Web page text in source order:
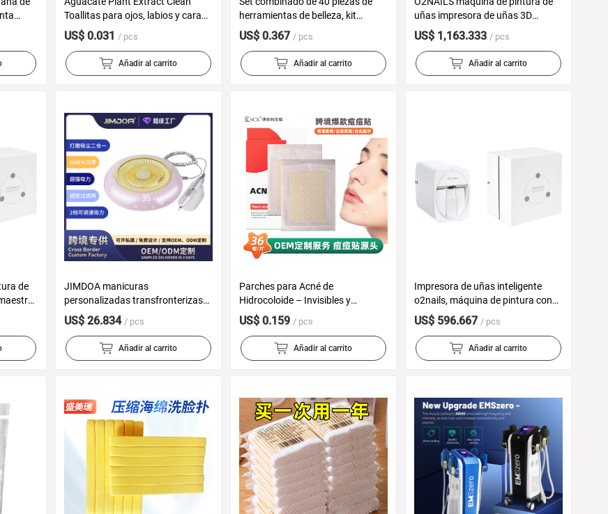
Toallitas para ojos, labios y cara
Limpieza profunda desechable
Water Cotton Extracción Toallitas
portátiles
US$ 0.031 / pcs
Añadir al carrito
herramientas de belleza, kit
completo para el cuidado facial y
el maquillaje, distribuido por
XY/Temu
US$ 0.367 / pcs
Añadir al carrito
uñas impresora de uñas 3D
inteligente máquina de alta gama
grande tienda de uñas automático
V12
US$ 1,163.333 / pcs
Añadir al carrito
de
JIMDOA manicuras
personalizadas transfronterizas
aspiradoras eléctricas de polvo
pulido 2 en 1 máquina de
manicuras conveniente ajustable
multi-gran
US$ 26.834 / pcs
Añadir al carrito
Parches para Acné de
Hidrocoloide – Invisibles y
Absorbentes
US$ 0.159 / pcs
Añadir al carrito
Impresora de uñas inteligente
o2nails, máquina de pintura con
IA totalmente automática,
máquina de arte de uñas 3D,
fábrica de bricolaje.
US$ 596.667 / pcs
Añadir al carrito